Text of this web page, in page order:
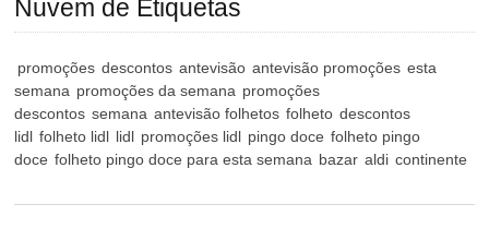
Nuvem de Etiquetas
promoções descontos antevisão antevisão promoções esta
semana promoções da semana promoções
descontos semana antevisão folhetos folheto descontos
lidl folheto lidl lidl promoções lidl pingo doce folheto pingo
doce folheto pingo doce para esta semana bazar aldi continente